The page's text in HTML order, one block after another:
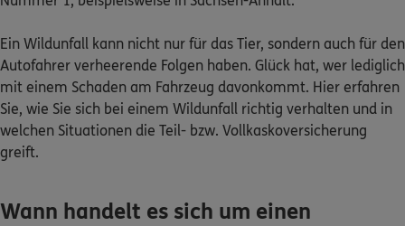
Schaden- oder Leistungsfall melden
Bequem online oder telefonisch.
Ein Wildunfall kann nicht nur für das Tier, sondern auch für den
Autofahrer verheerende Folgen haben. Glück hat, wer lediglich
mit einem Schaden am Fahrzeug davonkommt. Hier erfahren
Sie, wie Sie sich bei einem Wildunfall richtig verhalten und in
welchen Situationen die Teil- bzw. Vollkaskoversicherung
greift.
Wann handelt es sich um einen